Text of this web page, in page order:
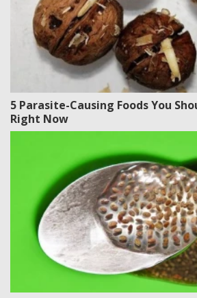
5 Parasite-Causing Foods You
Right Now